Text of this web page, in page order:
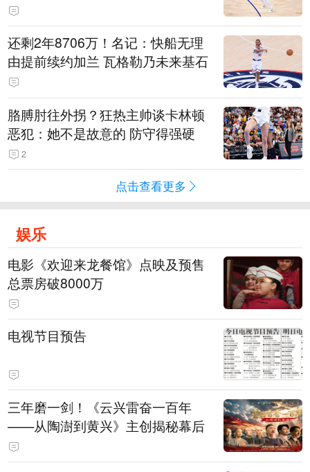
还剩2年8706万！名记：快船无理
由提前续约加兰 瓦格勒乃未来基石
胳膊肘往外拐？狂热主帅谈卡林顿
恶犯：她不是故意的 防守得强硬
2
点击查看更多
娱乐
电影《欢迎来龙餐馆》点映及预售
总票房破8000万
电视节目预告
三年磨一剑！《云兴雷奋一百年
——从陶澍到黄兴》主创揭秘幕后